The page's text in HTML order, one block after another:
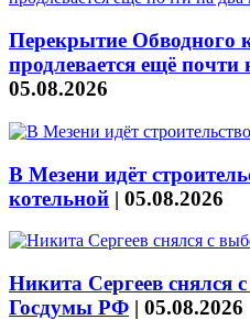
Перекрытие Обводного
продлевается ещё почти
05.08.2026
В Мезени идёт
котельной | 05.08.2026
Никита Сергеев снялся
Госдумы РФ | 05.08.2026